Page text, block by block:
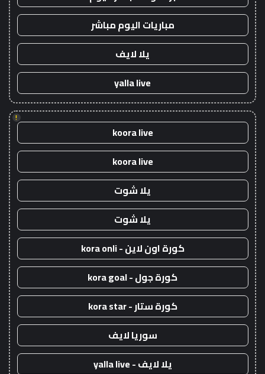
مباريات اليوم مباشر
يلا لايف
yalla live
!
koora live
koora live
يلا شوت
يلا شوت
كورة اون لاين - kora onli
كورة جول - kora goal
كورة ستار - kora star
سوريا لايف
يلا لايف - yalla live